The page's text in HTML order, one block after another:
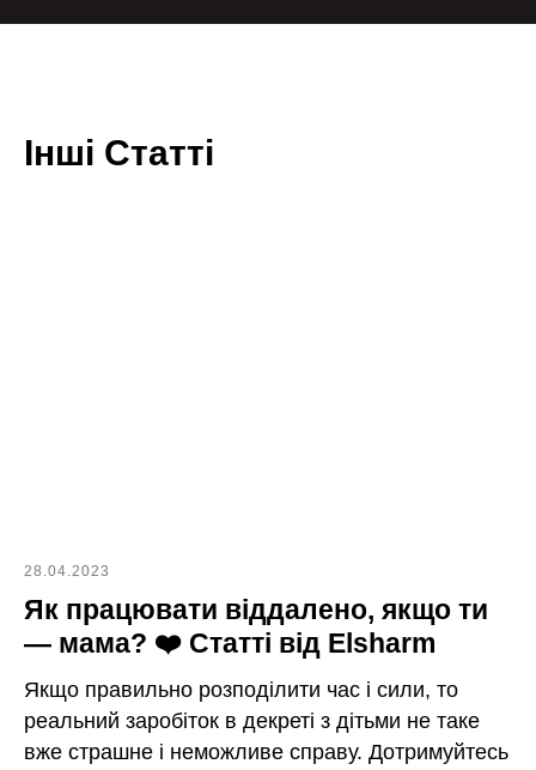
Інші Статті
28.04.2023
Як працювати віддалено, якщо ти
— мама? ❤️ Статті від Elsharm
Якщо правильно розподілити час і сили, то
реальний заробіток в декреті з дітьми не таке
вже страшне і неможливе справу. Дотримуйтесь